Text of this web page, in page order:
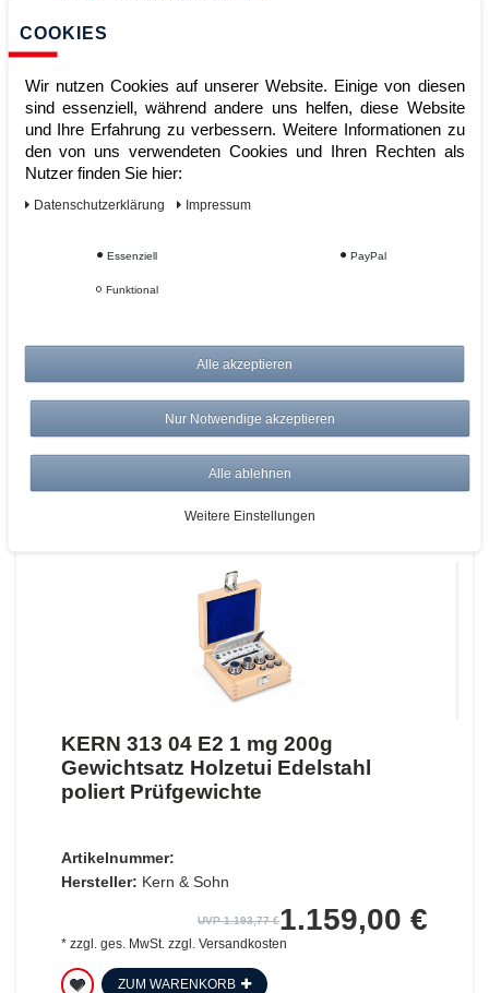
Edelstahl poliert
Hersteller: Kern & Sohn
UVP 936,27 €909,00 €
KERN 313 04 E2 1 mg 200g
Gewichtsatz Holzetui Edelstahl
poliert Prüfgewichte
Artikelnummer:
Hersteller: Kern & Sohn
UVP 1.193,77 €1.159,00 €
* zzgl. ges. MwSt. zzgl. Versandkosten
ZUM WARENKORB
COOKIES
Wir nutzen Cookies auf unserer Website. Einige von diesen
sind essenziell, während andere uns helfen, diese Website
und Ihre Erfahrung zu verbessern. Weitere Informationen zu
den von uns verwendeten Cookies und Ihren Rechten als
Nutzer finden Sie hier:
Daten­schutz­erklärung Impressum
Essenziell PayPal
Funktional
Alle akzeptieren
Nur Notwendige akzeptieren
Alle ablehnen
Weitere Einstellungen